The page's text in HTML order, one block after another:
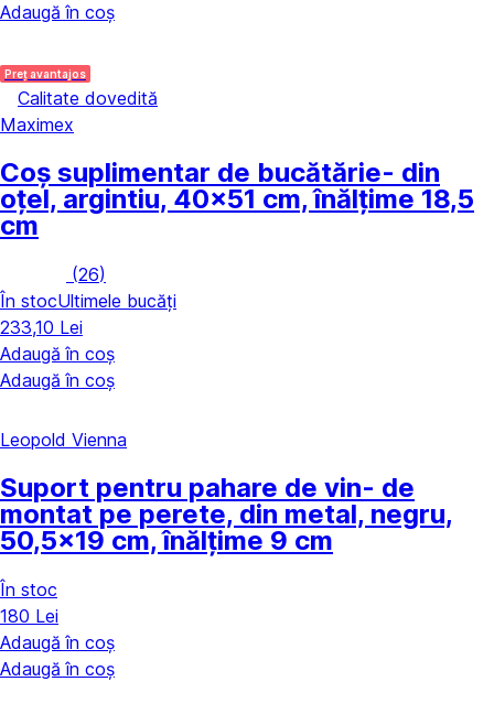
Adaugă în coș
Preț avantajos
Calitate dovedită
Maximex
Coș suplimentar de bucătărie- din
oțel, argintiu, 40x51 cm, înălțime 18,5
cm
(26)
În stocUltimele bucăți
233,10 Lei
Adaugă în coș
Adaugă în coș
Leopold Vienna
Suport pentru pahare de vin- de
montat pe perete, din metal, negru,
50,5x19 cm, înălțime 9 cm
În stoc
180 Lei
Adaugă în coș
Adaugă în coș